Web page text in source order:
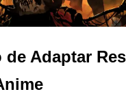
de Adaptar